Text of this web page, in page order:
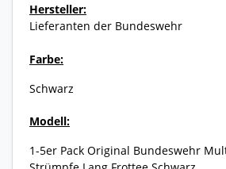
Hersteller:
Lieferanten der Bundeswehr
Farbe:
Schwarz
Modell:
1-5er Pack Original Bundeswehr